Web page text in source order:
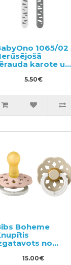
1065/02
karote un
dakša
5.50€
Boheme
no
gumijas 6-18
15.00€